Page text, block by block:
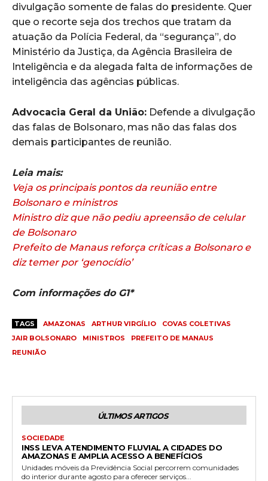
divulgação somente de falas do presidente. Quer
que o recorte seja dos trechos que tratam da
atuação da Polícia Federal, da “segurança”, do
Ministério da Justiça, da Agência Brasileira de
Inteligência e da alegada falta de informações de
inteligência das agências públicas.
Advocacia Geral da União: Defende a divulgação
das falas de Bolsonaro, mas não das falas dos
demais participantes de reunião.
Leia mais:
Veja os principais pontos da reunião entre
Bolsonaro e ministros
Ministro diz que não pediu apreensão de celular
de Bolsonaro
Prefeito de Manaus reforça críticas a Bolsonaro e
diz temer por ‘genocídio’
Com informações do G1*
TAGS AMAZONAS ARTHUR VIRGÍLIO
COVAS COLETIVAS
JAIR BOLSONARO
MINISTROS
PREFEITO DE MANAUS
REUNIÃO
ÚLTIMOS ARTIGOS
SOCIEDADE
INSS LEVA ATENDIMENTO FLUVIAL A CIDADES DO
AMAZONAS E AMPLIA ACESSO A BENEFÍCIOS
Unidades móveis da Previdência Social percorrem comunidades
do interior durante agosto para oferecer serviços...